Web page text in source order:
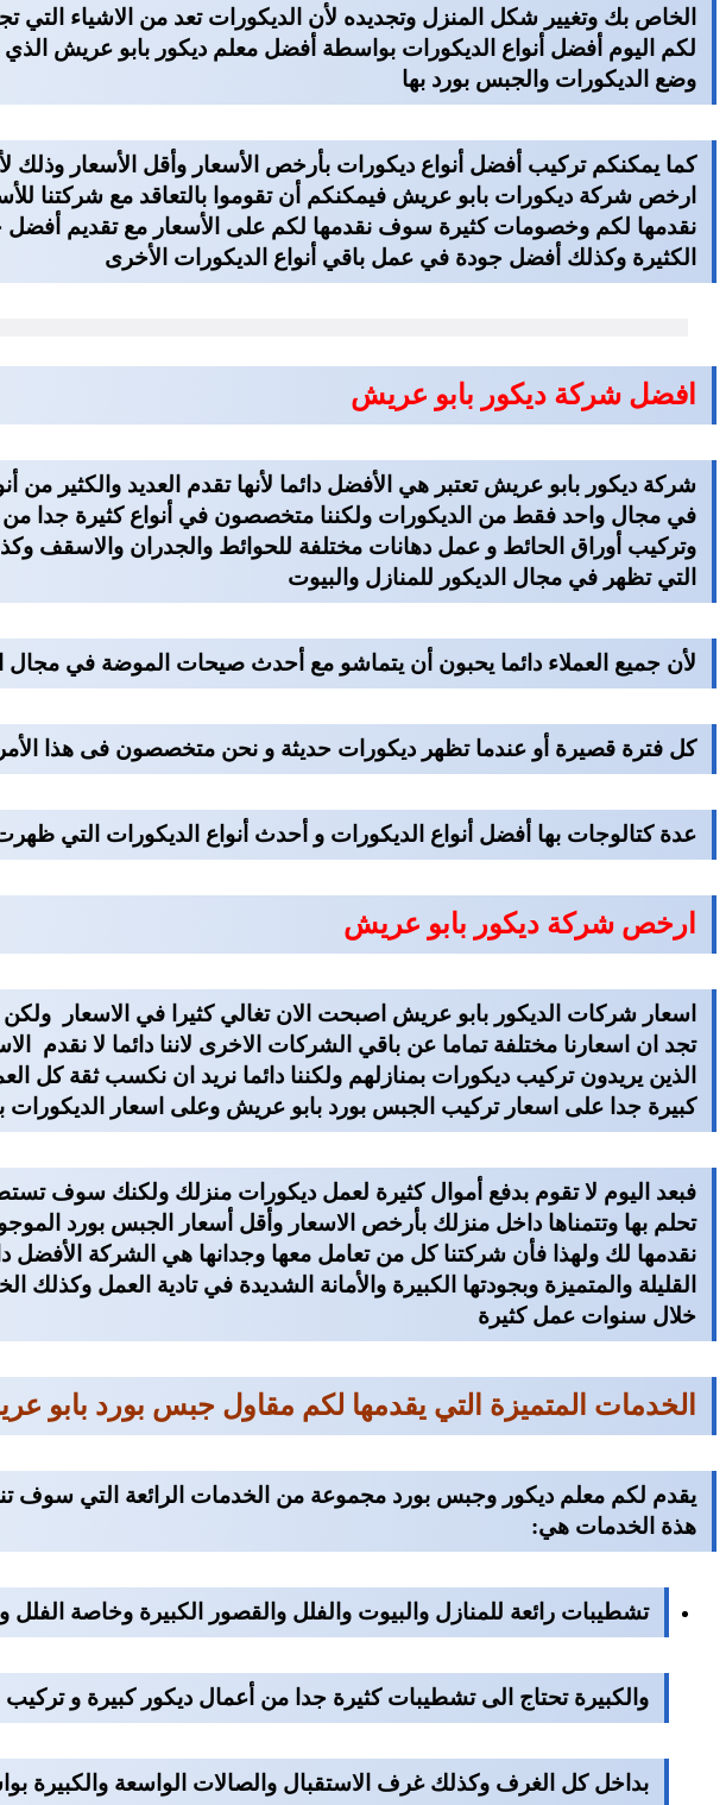
الخاص بك وتغيير شكل المنزل وتجديده لأن الديكورات تعد من الاشياء التي
لكم اليوم أفضل أنواع الديكورات بواسطة أفضل معلم ديكور بابو عريش
وضع الديكورات والجبس بورد بها
كما يمكنكم تركيب أفضل أنواع ديكورات بأرخص الأسعار وأقل الأسعار وذلك
ارخص شركة ديكورات بابو عريش فيمكنكم أن تقوموا بالتعاقد مع شركتنا
نقدمها لكم وخصومات كثيرة سوف نقدمها لكم على الأسعار مع تقديم أفضل
الكثيرة وكذلك أفضل جودة في عمل باقي أنواع الديكورات الأخرى
افضل شركة ديكور بابو عريش
شركة ديكور بابو عريش تعتبر هي الأفضل دائما لأنها تقدم العديد والكثير
في مجال واحد فقط من الديكورات ولكننا متخصصون في أنواع كثيرة جدا
وتركيب أوراق الحائط و عمل دهانات مختلفة للحوائط والجدران والاسقف
التي تظهر في مجال الديكور للمنازل والبيوت
لأن جميع العملاء دائما يحبون أن يتماشو مع أحدث صيحات الموضة في مجال
كل فترة قصيرة أو عندما تظهر ديكورات حديثة و نحن متخصصون فى هذا الأمر
عدة كتالوجات بها أفضل أنواع الديكورات و أحدث أنواع الديكورات التي ظهرت
ارخص شركة ديكور بابو عريش
اسعار شركات الديكور بابو عريش اصبحت الان تغالي كثيرا في الاسعار
تجد ان اسعارنا مختلفة تماما عن باقي الشركات الاخرى لاننا دائما لا نقدم
الذين يريدون تركيب ديكورات بمنازلهم ولكننا دائما نريد ان نكسب ثقة كل
كبيرة جدا على اسعار تركيب الجبس بورد بابو عريش وعلى اسعار
فبعد اليوم لا تقوم بدفع أموال كثيرة لعمل ديكورات منزلك ولكنك سوف
تحلم بها وتتمناها داخل منزلك بأرخص الاسعار وأقل أسعار الجبس بورد
نقدمها لك ولهذا فأن شركتنا كل من تعامل معها وجدانها هي الشركة الأفضل
القليلة والمتميزة وبجودتها الكبيرة والأمانة الشديدة في تادية العمل وكذلك
خلال سنوات عمل كثيرة
الخدمات المتميزة التي يقدمها لكم مقاول جبس بورد بابو
يقدم لكم معلم ديكور وجبس بورد مجموعة من الخدمات الرائعة التي سوف
هذة الخدمات هي:
تشطيبات رائعة للمنازل والبيوت والفلل والقصور الكبيرة وخاصة الفلل
والكبيرة تحتاج الى تشطيبات كثيرة جدا من أعمال ديكور كبيرة و
بداخل كل الغرف وكذلك غرف الاستقبال والصالات الواسعة والكبيرة